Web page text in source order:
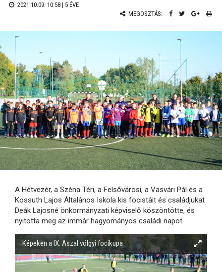
2021.10.09. 10:58 | 5 ÉVE
MEGOSZTÁS:
A Hétvezér, a Széna Téri, a Felsővárosi, a Vasvári Pál és a
Kossuth Lajos Általános Iskola kis focistáit és családjukat
Deák Lajosné önkormányzati képviselő köszöntötte, és
nyitotta meg az immár hagyományos családi napot.
Képeken a IX. Aszal völgyi focikupa